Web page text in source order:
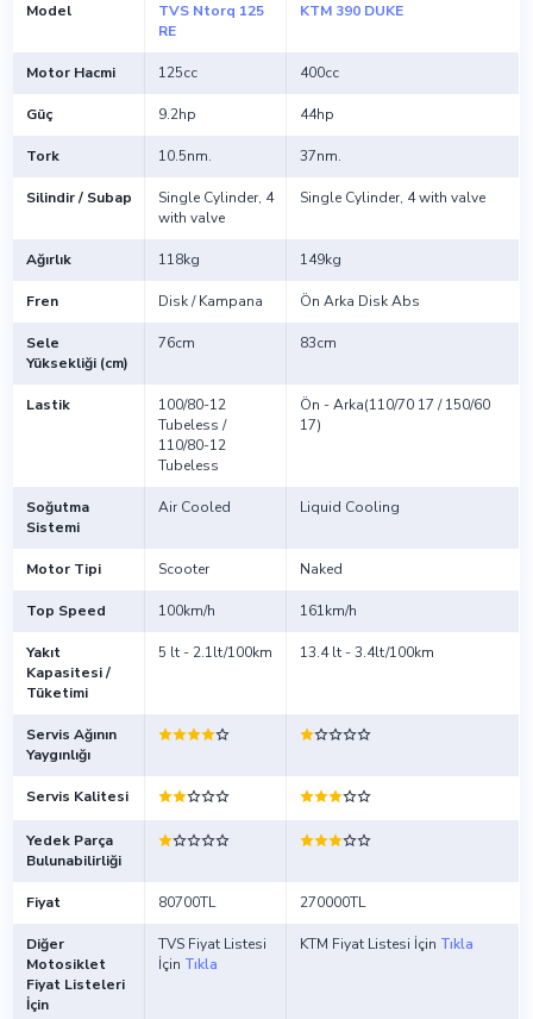
Model
TVS Ntorq 125
RE
KTM 390 DUKE
Motor Hacmi 125cc 400cc
Güç 9.2hp 44hp
Tork 10.5nm. 37nm.
Silindir / Subap
Single Cylinder, 4
with valve
Single Cylinder, 4 with valve
Ağırlık 118kg 149kg
Fren Disk / Kampana Ön Arka Disk Abs
Sele
Yüksekliği (cm)
76cm 83cm
Lastik
100/80-12
Tubeless /
110/80-12
Tubeless
Ön - Arka(110/70 17 / 150/60
17)
Soğutma
Sistemi
Air Cooled Liquid Cooling
Motor Tipi Scooter Naked
Top Speed 100km/h 161km/h
Yakıt
Kapasitesi /
Tüketimi
5 lt - 2.1lt/100km 13.4 lt - 3.4lt/100km
Servis Ağının
Yaygınlığı
Servis Kalitesi
Yedek Parça
Bulunabilirliği
Fiyat 80700TL 270000TL
Diğer
Motosiklet
Fiyat Listeleri
İçin
TVS Fiyat Listesi
İçin Tıkla
KTM Fiyat Listesi İçin Tıkla